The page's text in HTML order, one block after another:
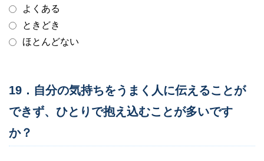
よくある
ときどき
ほとんどない
19．自分の気持ちをうまく人に伝えることが
できず、ひとりで抱え込むことが多いです
か？